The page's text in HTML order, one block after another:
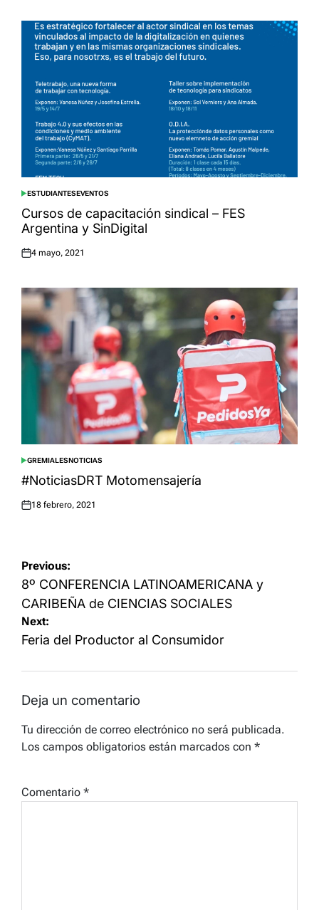
POSTED
IN
ESTUDIANTESEVENTOS
Cursos de capacitación sindical – FES
Argentina y SinDigital
Posted
4 mayo, 2021
POSTED
IN
GREMIALESNOTICIAS
#NoticiasDRT Motomensajería
Posted
18 febrero, 2021
Navegación
de
entradas
Previous:
8º CONFERENCIA LATINOAMERICANA y
CARIBEÑA de CIENCIAS SOCIALES
Next:
Feria del Productor al Consumidor
Deja un comentario
Tu dirección de correo electrónico no será publicada.
Los campos obligatorios están marcados con *
Comentario *